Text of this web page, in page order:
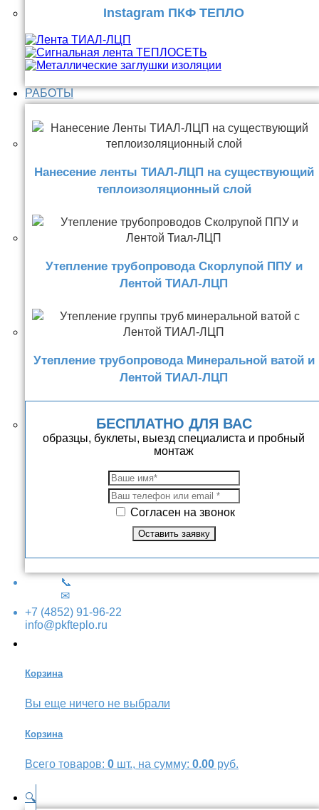
Instagram ПКФ ТЕПЛО
РАБОТЫ
Нанесение ленты ТИАЛ-ЛЦП на существующий
теплоизоляционный слой
Утепление трубопровода Скорлупой ППУ и
Лентой ТИАЛ-ЛЦП
Утепление трубопровода Минеральной ватой и
Лентой ТИАЛ-ЛЦП
БЕСПЛАТНО ДЛЯ ВАС
образцы, буклеты, выезд специалиста и пробный
монтаж
Согласен на звонок
📞
✉
+7 (4852) 91-96-22
info@pkfteplo.ru
Корзина
Вы еще ничего не выбрали
Корзина
Всего товаров: 0 шт., на сумму: 0.00 руб.
🔍